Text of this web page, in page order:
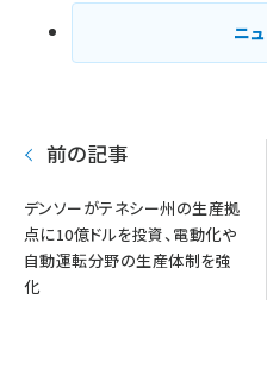
ニ
前の記事
デンソーがテネシー州の生産拠
点に10億ドルを投資、電動化や
自動運転分野の生産体制を強
化